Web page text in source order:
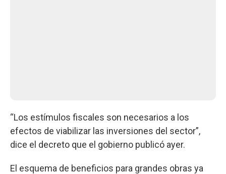
“Los estímulos fiscales son necesarios a los
efectos de viabilizar las inversiones del sector”,
dice el decreto que el gobierno publicó ayer.
El esquema de beneficios para grandes obras ya